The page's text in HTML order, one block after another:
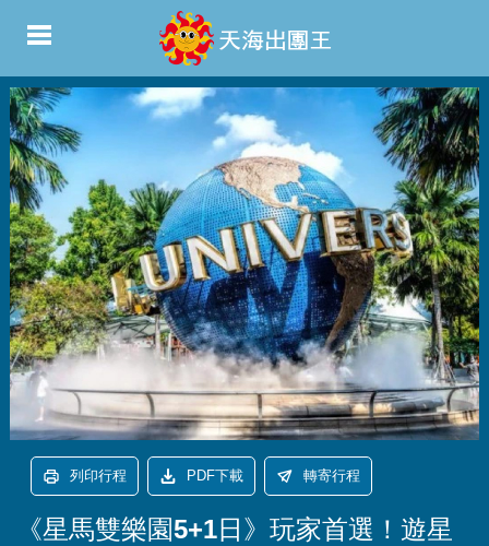
列印行程 PDF下載 轉寄行程
《星馬雙樂園5+1日》玩家首選！遊星